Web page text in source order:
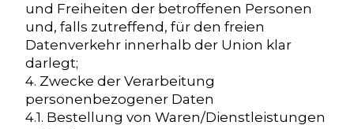
und Freiheiten der betroffenen Personen
und, falls zutreffend, für den freien
Datenverkehr innerhalb der Union klar
darlegt;
4. Zwecke der Verarbeitung
personenbezogener Daten
4.1. Bestellung von Waren/Dienstleistungen